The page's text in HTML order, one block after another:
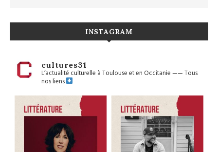
INSTAGRAM
cultures31
L’actualité culturelle à Toulouse et en Occitanie——Tous
nos liens